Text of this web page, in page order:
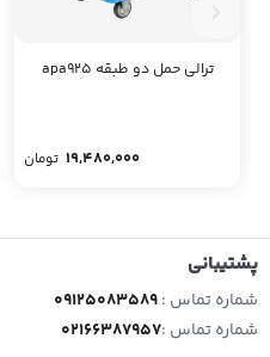
ترالی حمل دو طبقه apa925
19,480,000 تومان
پشتیبانی
شماره تماس :09125083589
شماره تماس :02166387957